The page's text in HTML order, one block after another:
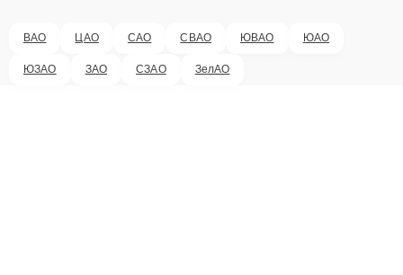
ВАО ЦАО САО СВАО ЮВАО ЮАО
ЮЗАО ЗАО СЗАО ЗелАО